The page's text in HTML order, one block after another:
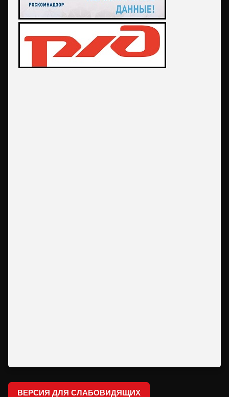
ВЕРСИЯ ДЛЯ СЛАБОВИДЯЩИХ